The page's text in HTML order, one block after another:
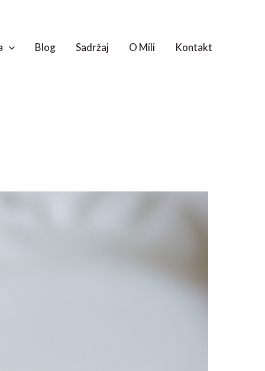
Blog Sadržaj O Mili Kontakt